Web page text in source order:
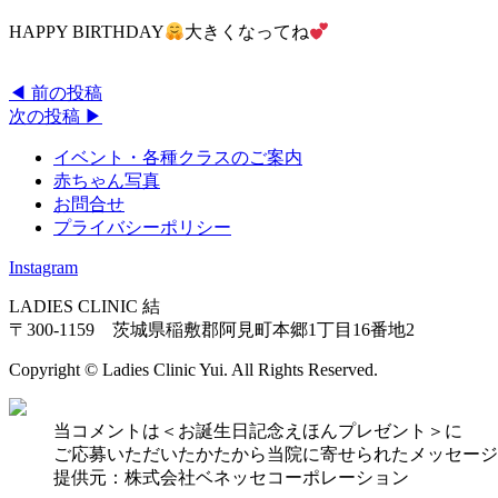
HAPPY BIRTHDAY 大きくなってね
◀︎ 前の投稿
次の投稿 ▶︎
イベント・各種クラスのご案内
赤ちゃん写真
お問合せ
プライバシーポリシー
Instagram
LADIES CLINIC 結
〒300-1159 茨城県稲敷郡阿見町本郷1丁目16番地2
Copyright © Ladies Clinic Yui. All Rights Reserved.
当コメントは＜お誕生日記念えほんプレゼント＞に
ご応募いただいたかたから当院に寄せられたメッセー
提供元：株式会社ベネッセコーポレーション